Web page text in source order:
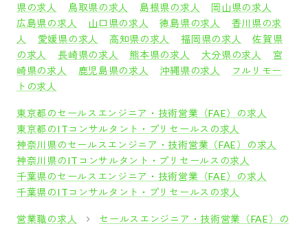
県の求人
鳥取県の求人 島根県の求人
岡山県の求人
広島県の求人
山口県の求人 徳島県の求人
香川県の求
人
愛媛県の求人 高知県の求人 福岡県の求人
佐賀県
の求人
長崎県の求人 熊本県の求人 大分県の求人
宮
崎県の求人
鹿児島県の求人 沖縄県の求人
フルリモー
トの求人
東京都のセールスエンジニア・技術営業（FAE）の求人
東京都のITコンサルタント・プリセールスの求人
神奈川県のセールスエンジニア・技術営業（FAE）の求人
神奈川県のITコンサルタント・プリセールスの求人
千葉県のセールスエンジニア・技術営業（FAE）の求人
千葉県のITコンサルタント・プリセールスの求人
営業職の求人
セールスエンジニア・技術営業（FAE）の